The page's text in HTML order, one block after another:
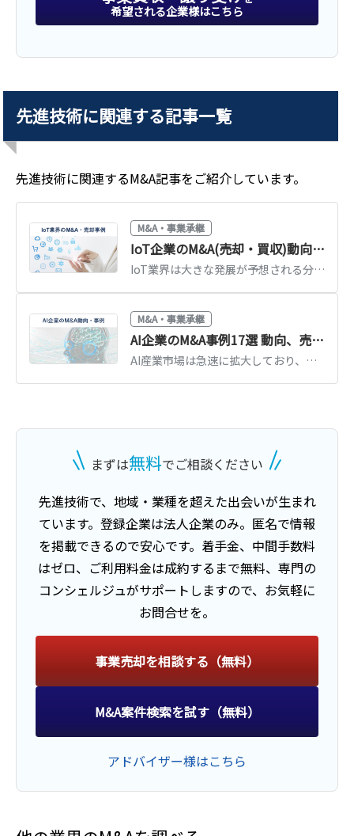
株式譲渡
SaaS等開発
売上高
25億円～50億円
譲渡
業種
IT、WEB、通信業
地域
南関東地方
売上高
2億5,000万円～5億円
譲り受け
情報システム開発業
業種
IT、WEB、通信業
地域
南関東地方
売上高
100億円以上
譲渡
建設現場用製品製造
南関東地方
売上高
1億円～2億5,000万円
事業譲渡
希望される企業様はこちら
先進技術に関連する記事一覧
先進技術に関連するM&A記事をご紹介しています。
M&A・事業承継
IoT企業のM&A(売却・買収)動向、事例、成功のポイント
IoT業界は大きな発展が予想される分野であり、M&Aが活発に行われています。IoT業界の市場動向やM&A・売却の動向、近年の事例、成功のポイントについて、図解も交えてわかりやすく解説します。(執筆者：京都大学文学部卒の企業法務・金融専門ライター 相良義勝)
M&A・事業承継
AI企業のM&A事例17選 動向、売却のメリットも徹底解説
AI産業市場は急速に拡大しており、M&Aも活発です。AI産業の市場動向と、AI企業（AI関連技術・サービスを開発・提供している企業）のM&A・売却動向、メリット、近年のM&A事例を詳しく解説します。(執筆者：京都大学文学部卒の企業法務・金融専門ライター 相良義勝)
まずは無料でご相談ください
先進技術で、地域・業種を超えた出会いが生まれ
ています。 登録企業は法人企業のみ。匿名で情報
を掲載できるので安心です。 着手金、中間手数料
はゼロ、ご利用料金は成約するまで無料、 専門の
コンシェルジュがサポートしますので、お気軽に
お問合せを。
事業売却を相談する（無料）
M&A案件検索を試す（無料）
アドバイザー様はこちら